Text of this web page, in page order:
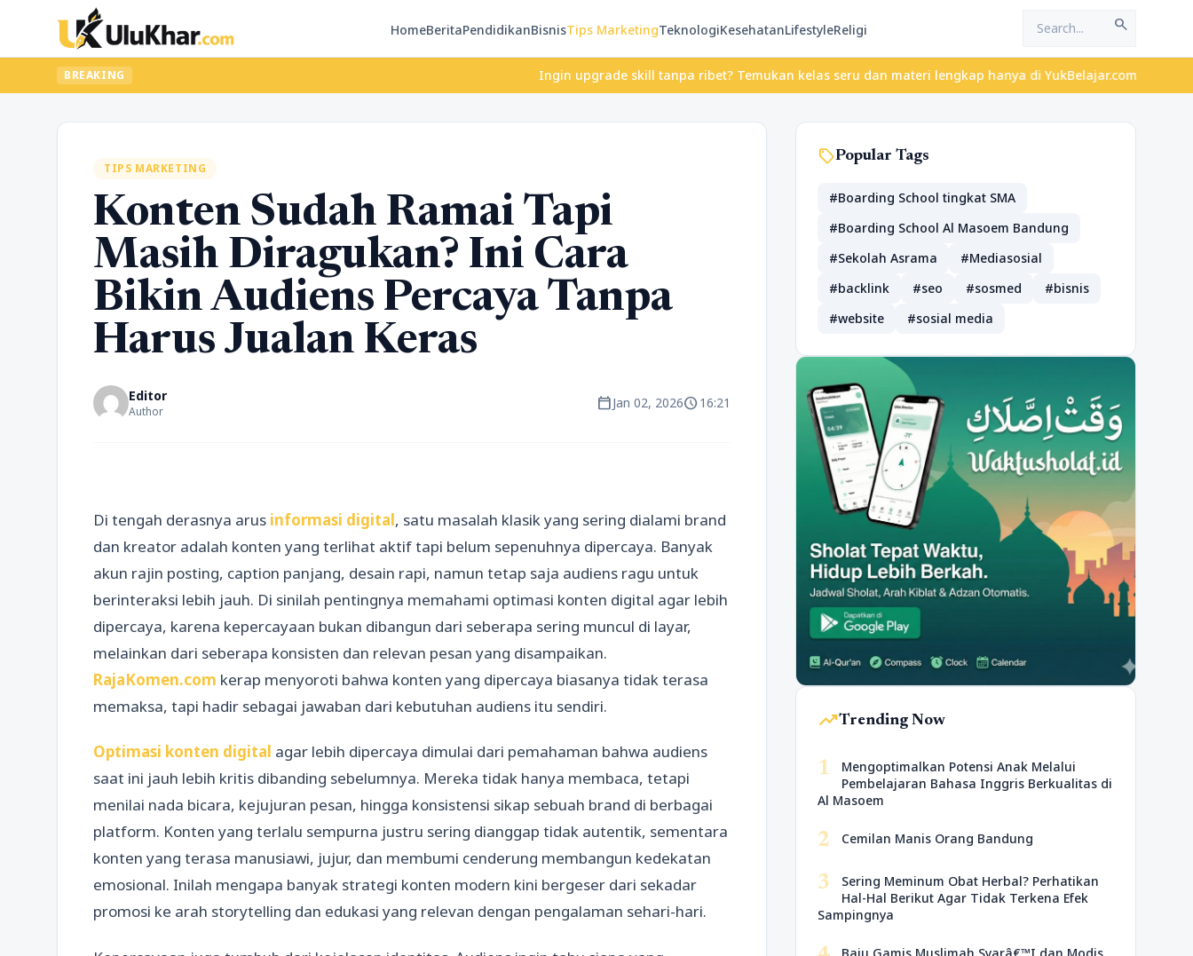
HomeBeritaPendidikanBisnisTips MarketingTeknologiKesehatanLifestyleReligi search
BREAKING Ingin upgrade skill tanpa ribet? Temukan kelas seru dan materi lengkap hanya di YukBelajar.com. Mulai langkah
TIPS MARKETING
Konten Sudah Ramai Tapi
Masih Diragukan? Ini Cara
Bikin Audiens Percaya Tanpa
Harus Jualan Keras
Editor
Author calendar_todayJan 02, 2026schedule16:21
Di tengah derasnya arus informasi digital, satu masalah klasik yang sering dialami brand
dan kreator adalah konten yang terlihat aktif tapi belum sepenuhnya dipercaya. Banyak
akun rajin posting, caption panjang, desain rapi, namun tetap saja audiens ragu untuk
berinteraksi lebih jauh. Di sinilah pentingnya memahami optimasi konten digital agar lebih
dipercaya, karena kepercayaan bukan dibangun dari seberapa sering muncul di layar,
melainkan dari seberapa konsisten dan relevan pesan yang disampaikan.
RajaKomen.com kerap menyoroti bahwa konten yang dipercaya biasanya tidak terasa
memaksa, tapi hadir sebagai jawaban dari kebutuhan audiens itu sendiri.
Optimasi konten digital agar lebih dipercaya dimulai dari pemahaman bahwa audiens
saat ini jauh lebih kritis dibanding sebelumnya. Mereka tidak hanya membaca, tetapi
menilai nada bicara, kejujuran pesan, hingga konsistensi sikap sebuah brand di berbagai
platform. Konten yang terlalu sempurna justru sering dianggap tidak autentik, sementara
konten yang terasa manusiawi, jujur, dan membumi cenderung membangun kedekatan
emosional. Inilah mengapa banyak strategi konten modern kini bergeser dari sekadar
promosi ke arah storytelling dan edukasi yang relevan dengan pengalaman sehari-hari.
sellPopular Tags
#Boarding School tingkat SMA
#Boarding School Al Masoem Bandung
#Sekolah Asrama
#Mediasosial
#backlink
#seo #sosmed
#bisnis
#website
#sosial media
trending_upTrending Now
1
Mengoptimalkan Potensi Anak Melalui
Pembelajaran Bahasa Inggris Berkualitas di
Al Masoem
2 Cemilan Manis Orang Bandung
3
Sering Meminum Obat Herbal? Perhatikan
Hal-Hal Berikut Agar Tidak Terkena Efek
Sampingnya